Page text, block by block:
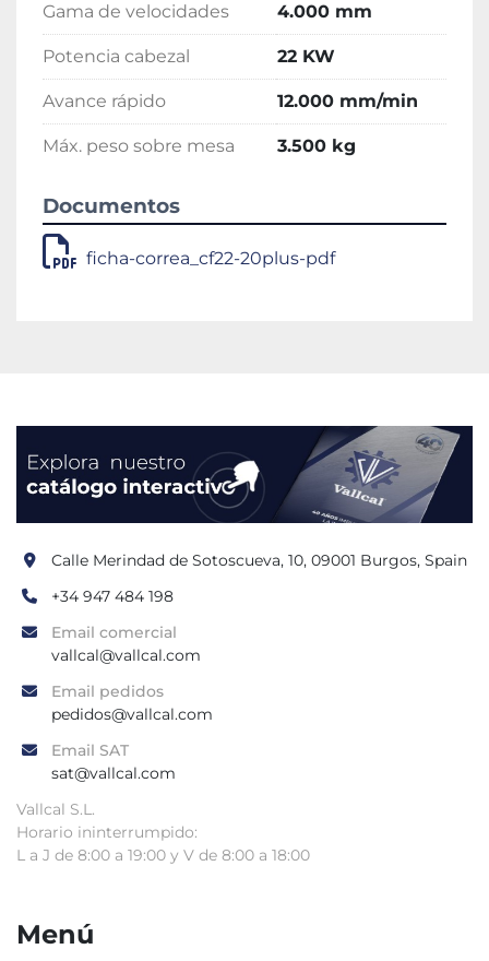
Gama de velocidades 4.000 mm
Potencia cabezal 22 KW
Avance rápido 12.000 mm/min
Máx. peso sobre mesa 3.500 kg
Documentos
ficha-correa_cf22-20plus-pdf
Calle Merindad de Sotoscueva, 10, 09001 Burgos, Spain
+34 947 484 198
Email comercial
vallcal@vallcal.com
Email pedidos
pedidos@vallcal.com
Email SAT
sat@vallcal.com
Vallcal S.L.
Horario ininterrumpido:
L a J de 8:00 a 19:00 y V de 8:00 a 18:00
Menú